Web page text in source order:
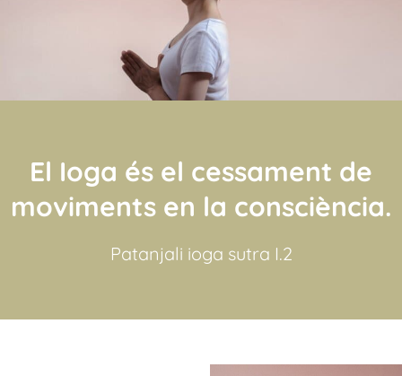
El Ioga és el cessament de
moviments en la consciència.
Patanjali ioga sutra I.2